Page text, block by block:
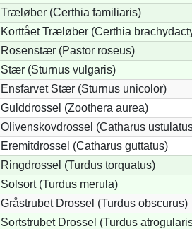
Træløber (Certhia familiaris)
Korttået Træløber (Certhia
Rosenstær (Pastor roseus)
Stær (Sturnus vulgaris)
Ensfarvet Stær (Sturnus unicolor)
Gulddrossel (Zoothera aurea)
Olivenskovdrossel (Catharus
Eremitdrossel (Catharus guttatus)
Ringdrossel (Turdus torquatus)
Solsort (Turdus merula)
Gråstrubet Drossel (Turdus obscurus)
Sortstrubet Drossel (Turdus